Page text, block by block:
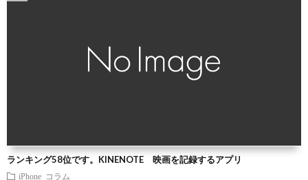
ランキング58位です。KINENOTE 映画を記録するアプリ
iPhone コラム